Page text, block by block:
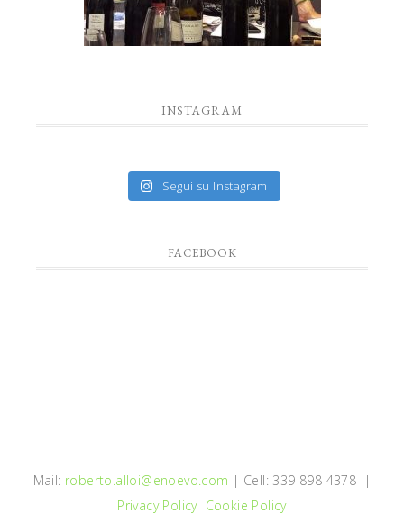
INSTAGRAM
Segui su Instagram
FACEBOOK
Mail: roberto.alloi@enoevo.com | Cell: 339 898 4378 |
Privacy Policy Cookie Policy